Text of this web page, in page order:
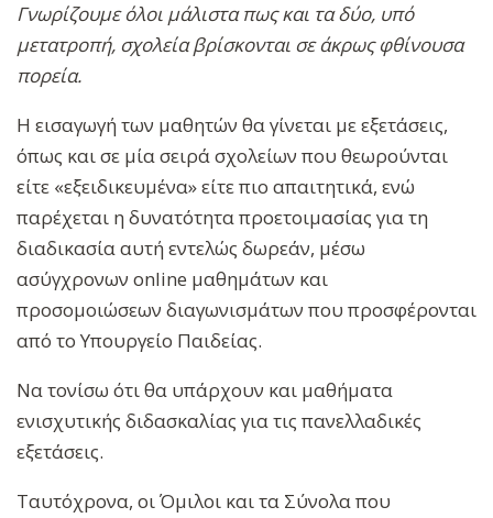
Γνωρίζουμε όλοι μάλιστα πως και τα δύο, υπό
μετατροπή, σχολεία βρίσκονται σε άκρως φθίνουσα
πορεία.
Η εισαγωγή των μαθητών θα γίνεται με εξετάσεις,
όπως και σε μία σειρά σχολείων που θεωρούνται
είτε «εξειδικευμένα» είτε πιο απαιτητικά, ενώ
παρέχεται η δυνατότητα προετοιμασίας για τη
διαδικασία αυτή εντελώς δωρεάν, μέσω
ασύγχρονων online μαθημάτων και
προσομοιώσεων διαγωνισμάτων που προσφέρονται
από το Υπουργείο Παιδείας.
Να τονίσω ότι θα υπάρχουν και μαθήματα
ενισχυτικής διδασκαλίας για τις πανελλαδικές
εξετάσεις.
Ταυτόχρονα, οι Όμιλοι και τα Σύνολα που